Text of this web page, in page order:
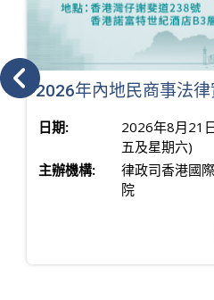
2026年內地民商事法
日期:
2026年8月21
五及星期六)
主辦機構:
律政司香港國
院